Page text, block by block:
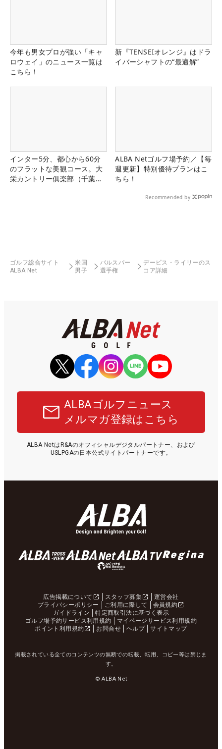
今年も男女プロが強い「キャ
ロウェイ」のニュース一覧は
こちら！
新『TENSEIオレンジ』はドラ
イバーシャフトの“最適解”
インター5分、都心から60分
のフラットな美観コース。大
栄カントリー俱楽部（千葉
ALBA Netゴルフ場予約／【毎
週更新】特別優待プランはこ
ちら！
Recommended by
ゴルフ総合サイト
ALBA Net
米国
男子
バルスパー
選手権
デービス・ライリーのス
コア詳細
ALBAゴルフニュース
メルマガ登録はこちら
ALBA NetはR&Aのオフィシャルデジタルパートナー、および
USLPGAの日本公式サイトパートナーです。
広告掲載について スタッフ募集
運営会社
プライバシーポリシー
ご利用に際して
会員規約
ガイドライン
特定商取引法に基づく表示
ゴルフ場予約サービス利用規約
マイページサービス利用規約
ポイント利用規約
お問合せ ヘルプ サイトマップ
掲載されている全てのコンテンツの無断での転載、転用、コピー等は禁じま
す。
© ALBA Net